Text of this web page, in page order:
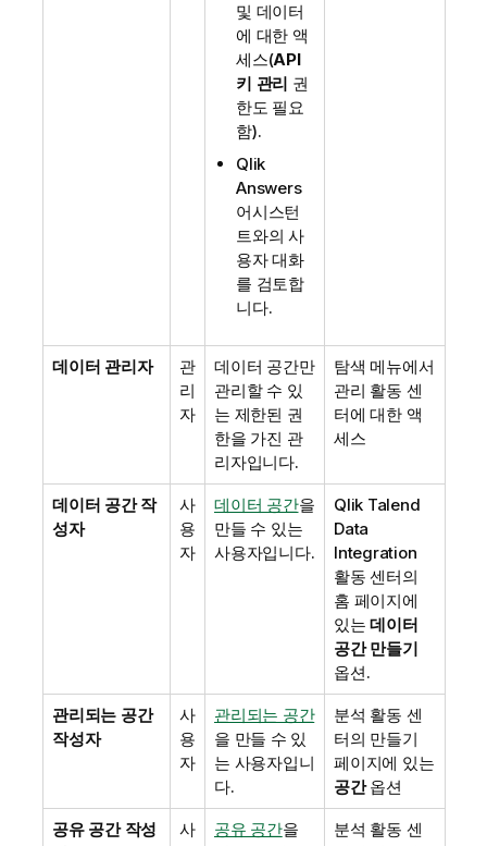
및 데이터
에 대한 액
세스(API
키 관리 권
한도 필요
함).
Qlik
Answers
어시스턴
트와의 사
용자 대화
를 검토합
니다.
데이터 관리자
관
리
자
데이터 공간만
관리할 수 있
는 제한된 권
한을 가진 관
리자입니다.
탐색 메뉴에서
관리 활동 센
터에 대한 액
세스
데이터 공간 작
성자
사
용
자
데이터 공간을
만들 수 있는
사용자입니다.
Qlik Talend
Data
Integration
활동 센터의
홈 페이지에
있는데이터
공간 만들기
옵션.
관리되는 공간
작성자
사
용
자
관리되는 공간
을 만들 수 있
는 사용자입니
다.
분석 활동 센
터의 만들기
페이지에 있는
공간옵션
공유 공간 작성
사
공유 공간을
분석 활동 센